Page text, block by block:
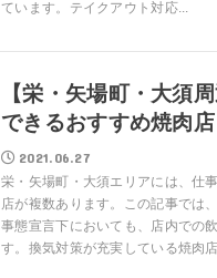
ています。テイクアウト対応...
【栄・矢場町・大須
できるおすすめ焼肉店
2021.06.27
栄・矢場町・大須エリアには、仕
店が複数あります。この記事では
事態宣言下においても、店内での
す。換気対策が充実している焼肉店